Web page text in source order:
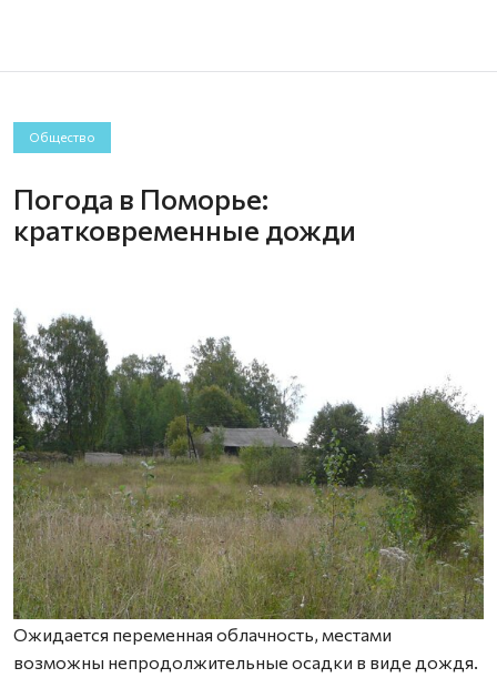
Общество
Погода в Поморье:
кратковременные дожди
Ожидается переменная облачность, местами
возможны непродолжительные осадки в виде дождя.